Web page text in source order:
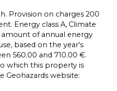
Provision on charges 200
Energy class A, Climate
amount of annual energy
based on the year's
560.00 and 710.00 €.
which this property is
Geohazards website: